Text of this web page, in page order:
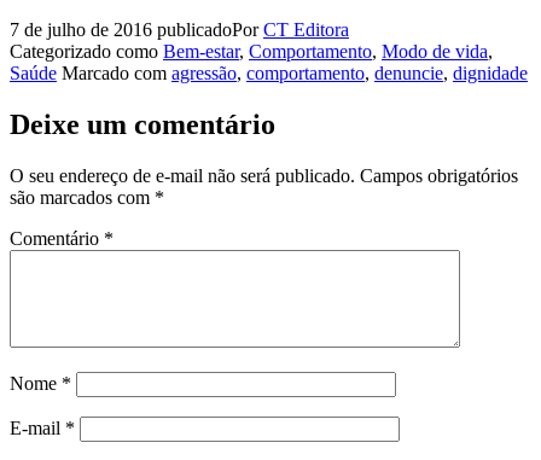
7 de julho de 2016 publicadoPorCT Editora
Categorizado como Bem-estar, Comportamento, Modo de vida,
Saúde Marcado com agressão, comportamento, denuncie, dignidade
Deixe um comentário
O seu endereço de e-mail não será publicado. Campos obrigatórios
são marcados com *
Comentário *
Nome *
E-mail *